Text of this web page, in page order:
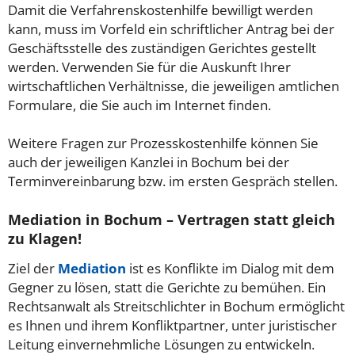
Damit die Verfahrenskostenhilfe bewilligt werden
kann, muss im Vorfeld ein schriftlicher Antrag bei der
Geschäftsstelle des zuständigen Gerichtes gestellt
werden. Verwenden Sie für die Auskunft Ihrer
wirtschaftlichen Verhältnisse, die jeweiligen amtlichen
Formulare, die Sie auch im Internet finden.
Weitere Fragen zur Prozesskostenhilfe können Sie
auch der jeweiligen Kanzlei in Bochum bei der
Terminvereinbarung bzw. im ersten Gespräch stellen.
Mediation in Bochum – Vertragen statt gleich
zu Klagen!
Ziel der Mediation ist es Konflikte im Dialog mit dem
Gegner zu lösen, statt die Gerichte zu bemühen. Ein
Rechtsanwalt als Streitschlichter in Bochum ermöglicht
es Ihnen und ihrem Konfliktpartner, unter juristischer
Leitung einvernehmliche Lösungen zu entwickeln.